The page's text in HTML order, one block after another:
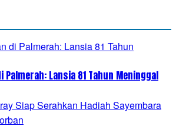
Palmerah: Lansia 81 Tahun Meninggal